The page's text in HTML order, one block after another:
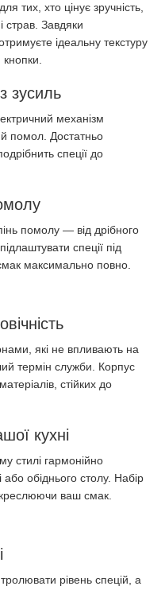
тих, хто цінує зручність,
страв. Завдяки
ідеальну текстуру
зусиль
механізм
помол. Достатньо
спеції до
помолу — від дрібного
спеції під
максимально повно.
які не впливають на
термін служби. Корпус
стійких до
кухні
стилі гармонійно
або обіднього столу. Набір
ваш смак.
рівень спецій, а